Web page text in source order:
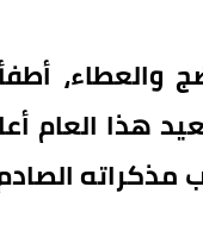
هذا العام
مذكراته